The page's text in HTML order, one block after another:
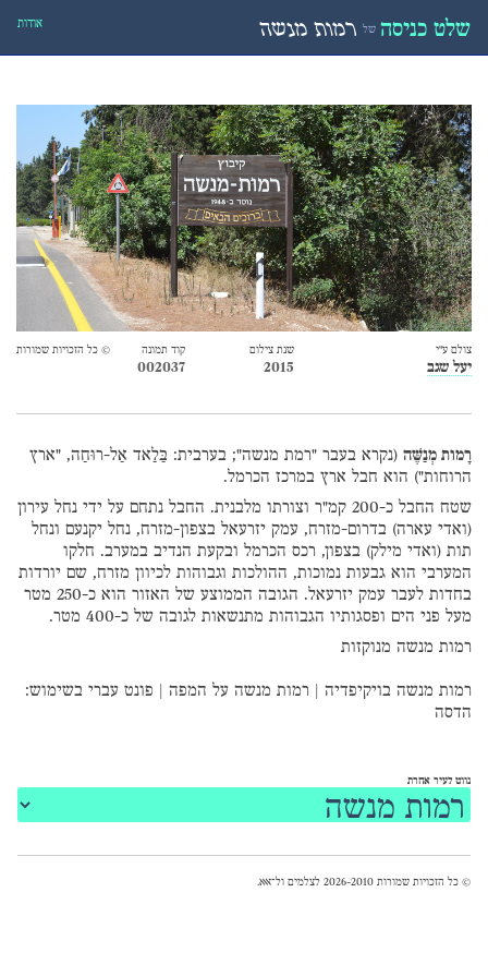
שלט כניסה של רמות מנשה אודות
צולם ע״י
יעל שגב
שנת צילום
2015
קוד תמונה
002037
© כל הזכויות שמורות
רָמות מְנַשֶּׁה (נקרא בעבר "רמת מנשה"; בערבית: בַּלַאד אַל-רוּחַה, "ארץ
הרוחות") הוא חבל ארץ במרכז הכרמל.
שטח החבל כ-200 קמ"ר וצורתו מלבנית. החבל נתחם על ידי נחל עירון
(ואדי עארה) בדרום-מזרח, עמק יזרעאל בצפון-מזרח, נחל יקנעם ונחל
תות (ואדי מילק) בצפון, רכס הכרמל ובקעת הנדיב במערב. חלקו
המערבי הוא גבעות נמוכות, ההולכות וגבוהות לכיוון מזרח, שם יורדות
בחדות לעבר עמק יזרעאל. הגובה הממוצע של האזור הוא כ-250 מטר
מעל פני הים ופסגותיו הגבוהות מתנשאות לגובה של כ-400 מטר.
רמות מנשה מנוקזות
רמות מנשה בויקיפדיה |רמות מנשה על המפה פונט עברי בשימוש:
הדסה
נווט לעיר אחרת
© כל הזכויות שמורות 2026-2010 לצלמים ול־ אאא.